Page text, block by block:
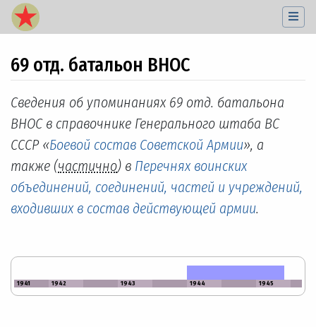
69 отд. батальон ВНОС
Перейти к:навигация,поиск
Сведения об упоминаниях 69 отд. батальона
ВНОС в справочнике Генерального штаба ВС
СССР «Боевой состав Советской Армии», а
также (частично) в Перечнях воинских
объединений, соединений, частей и учреждений,
входивших в состав действующей армии.
1941 1942 1943 1944 1945